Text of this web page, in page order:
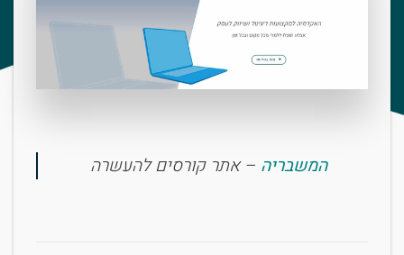
המשבריה – אתר קורסים להעשרה